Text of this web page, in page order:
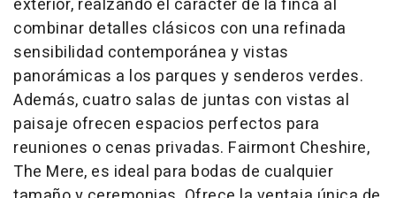
exterior, realzando el carácter de la finca al
combinar detalles clásicos con una refinada
sensibilidad contemporánea y vistas
panorámicas a los parques y senderos verdes.
Además, cuatro salas de juntas con vistas al
paisaje ofrecen espacios perfectos para
reuniones o cenas privadas. Fairmont Cheshire,
The Mere, es ideal para bodas de cualquier